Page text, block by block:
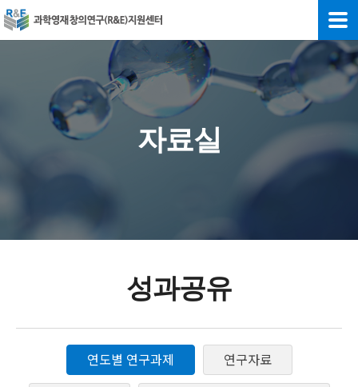
자료실
성과공유
연도별 연구과제
연구자료